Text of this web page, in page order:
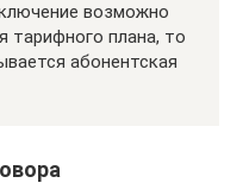
возможно
тарифного плана, то
абонентская